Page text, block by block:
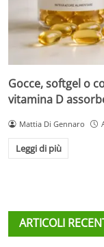
Gocce, softgel o
vitamina D
Mattia Di Gennaro
Leggi di più
ARTICOLI